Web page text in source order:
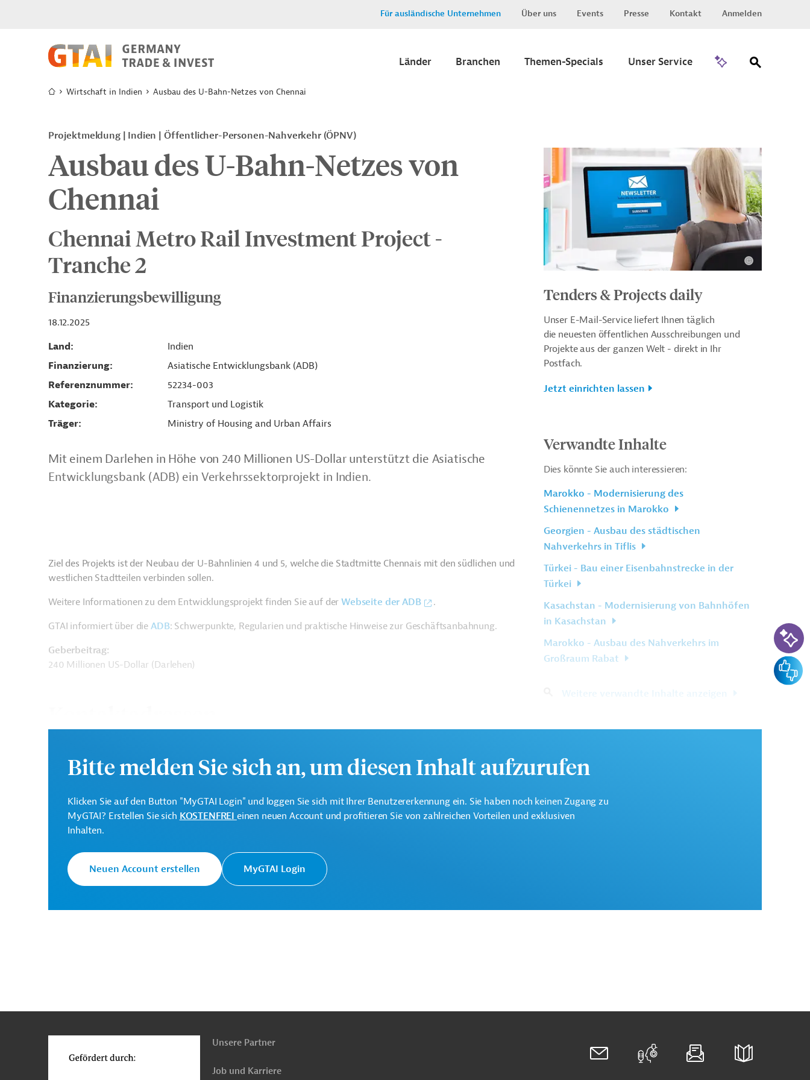
Für ausländische Unternehmen Über uns Events Presse Kontakt Anmelden
Länder Branchen Themen-Specials Unser Service
Wirtschaft in Indien Ausbau des U-Bahn-Netzes von Chennai
Projektmeldung Indien Öffentlicher-Personen-Nahverkehr (ÖPNV)
Ausbau des U-Bahn-Netzes von
Chennai
Chennai Metro Rail Investment Project -
Tranche 2
Finanzierungsbewilligung
18.12.2025
Land
Indien
Finanzierung
Asiatische Entwicklungsbank (ADB)
Referenznummer
52234-003
Kategorie
Transport und Logistik
Träger
Ministry of Housing and Urban Affairs
Mit einem Darlehen in Höhe von 240 Millionen US-Dollar unterstützt die Asiatische
Entwicklungsbank (ADB) ein Verkehrssektorprojekt in Indien.
Ziel des Projekts ist der Neubau der U-Bahnlinien 4 und 5, welche die Stadtmitte Chennais mit den südlichen und
westlichen Stadtteilen verbinden sollen.
Weitere Informationen zu dem Entwicklungsprojekt finden Sie auf derWebseite der ADB
.
GTAI informiert über die ADB: Schwerpunkte, Regularien und praktische Hinweise zur Geschäftsanbahnung.
Geberbeitrag:
240 Millionen US-Dollar (Darlehen)
Entwicklungsbank (ADB)
Die ADB ist die wichtigste multilaterale Finanzierungsinstitution für Projekte in der
Region Asien und Pazifik.
Ministry of Housing and
Urban Affairs
Projektträger
Tenders & Projects daily
Unser E-Mail-Service liefert Ihnen täglich
die neuesten öffentlichen Ausschreibungen und
Projekte aus der ganzen Welt - direkt in Ihr
Postfach.
Jetzt einrichten lassen
Verwandte Inhalte
Dies könnte Sie auch interessieren:
Marokko - Modernisierung des
Schienennetzes in Marokko
Georgien - Ausbau des städtischen
Nahverkehrs in Tiflis
Türkei - Bau einer Eisenbahnstrecke in der
Türkei
Kasachstan - Modernisierung von Bahnhöfen
in Kasachstan
Marokko - Ausbau des Nahverkehrs im
Großraum Rabat
Bitte melden Sie sich an, um diesen Inhalt aufzurufen
Klicken Sie auf den Button "MyGTAI Login" und loggen Sie sich mit Ihrer Benutzererkennung ein. Sie haben noch keinen Zugang zu
MyGTAI? Erstellen Sie sich KOSTENFREI einen neuen Account und profitieren Sie von zahlreichen Vorteilen und exklusiven
Inhalten.
Neuen Account erstellen MyGTAI Login
oben
Unsere Partner
Job und Karriere
KI-